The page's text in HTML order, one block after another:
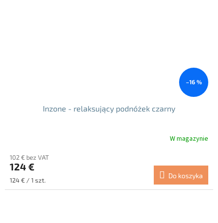
–16 %
Inzone - relaksujący podnóżek czarny
W magazynie
102 € bez VAT
124 €
Cena
jednostkowa:
124 € / 1 szt.
Do koszyka